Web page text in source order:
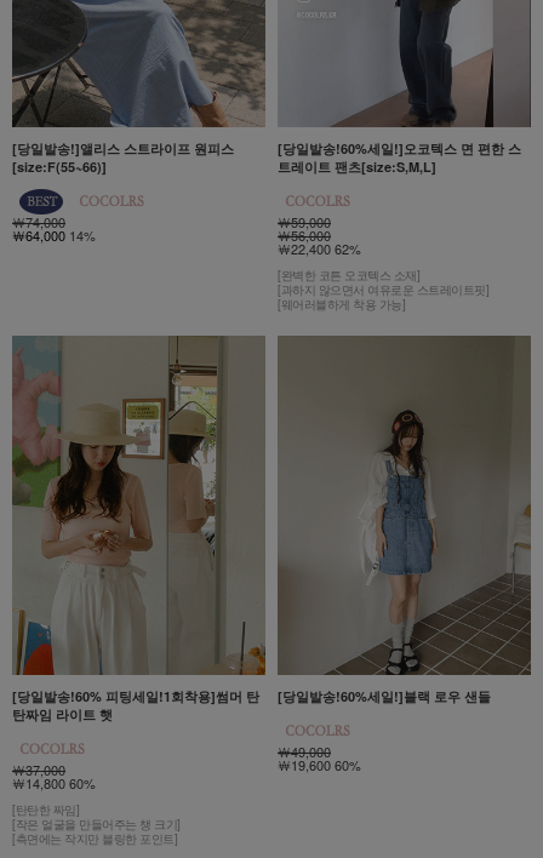
[당일발송!]앨리스 스트라이프 원피스
[size:F(55~66)]
￦74,000
￦64,000 14%
[당일발송!60%세일!]오코텍스 면 편한 스
트레이트 팬츠[size:S,M,L]
￦59,000
￦56,000
￦22,400 62%
[완벽한 코튼 오코텍스 소재]
[과하지 않으면서 여유로운 스트레이트핏]
[웨어러블하게 착용 가능]
[당일발송!60% 피팅세일!1회착용]썸머 탄
탄짜임 라이트 햇
￦37,000
￦14,800 60%
[탄탄한 짜임]
[작은 얼굴을 만들어주는 챙 크기]
[측면에는 작지만 블링한 포인트]
[당일발송!60%세일!]블랙 로우 샌들
￦49,000
￦19,600 60%